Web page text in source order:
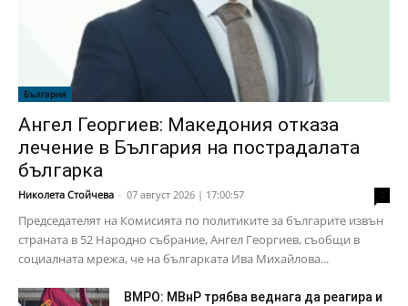
България
Ангел Георгиев: Македония отказа
лечение в България на пострадалата
българка
Николета Стойчева - 07 август 2026 | 17:00:57
Председателят на Комисията по политиките за българите извън
страната в 52 Народно събрание, Ангел Георгиев, съобщи в
социалната мрежа, че на българката Ива Михайлова...
ВМРО: МВнР трябва веднага да реагира и